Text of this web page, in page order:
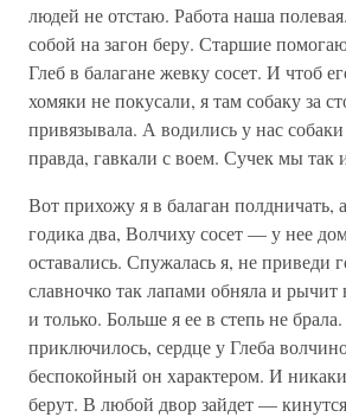
людей не отстаю. Работа наша
собой на загон беру. Старшие
Глеб в балагане жевку сосет. И чтоб
хомяки не покусали, я там собаку за
привязывала. А водились у нас
правда, гавкали с воем. Сучек мы так
Вот прихожу я в балаган полдничать,
годика два, Волчиху сосет — у нее
оставались. Спужалась я, не приведи
славночко так лапами обняла и
и только. Больше я ее в степь не
приключилось, сердце у Глеба
беспокойный он характером. И
берут. В любой двор зайдет —